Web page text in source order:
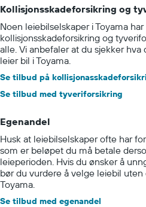
Kollisjonsskadeforsikring og
Noen leiebilselskaper i Toyama
kollisjonsskadeforsikring og
alle. Vi anbefaler at du sjekker
leier bil i Toyama.
Se tilbud på
Se tilbud med tyveriforsikring
Egenandel
Husk at leiebilselskaper ofte har
som er beløpet du må betale
leieperioden. Hvis du ønsker å
bør du vurdere å velge leiebil
Toyama.
Se tilbud med egenandel